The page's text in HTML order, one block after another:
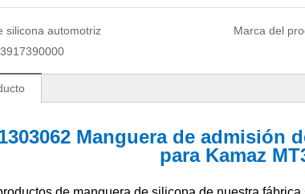
silicona automotriz Marca del
3917390000
Manguera de
para Kamaz